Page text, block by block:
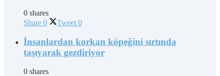
0 shares
Share 0 Tweet 0
İnsanlardan korkan köpeğini sırtında
taşıyarak gezdiriyor
0 shares